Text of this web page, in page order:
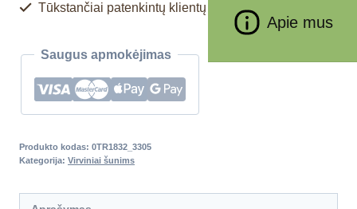
Apie mus
Tūkstančiai patenkintų klientų
Saugus apmokėjimas
Produkto kodas: 0TR1832_3305
Kategorija: Virviniai šunims